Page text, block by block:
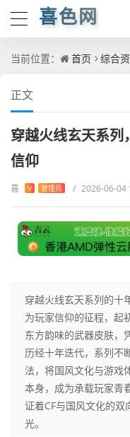
喜色网
当前位置： 首页 综合
正文
穿越火线玄天系列
信仰
喜 V 管理员 / 2026-06-04
穿越火线玄天系列的十
为玩家信仰的征程，起
东方韵味的武器皮肤，
历经十年迭代，系列不
法，将国风文化与游戏
本身，成为承载玩家青
证着CF与国风文化的
光。